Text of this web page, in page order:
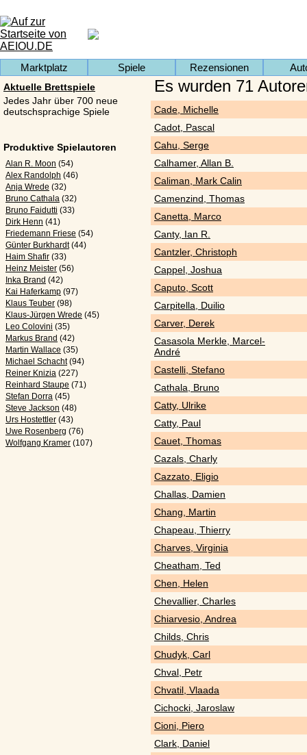
Marktplatz Spiele Rezensionen
Aktuelle Brettspiele
Jedes Jahr über 700 neue
deutschsprachige Spiele
Produktive Spielautoren
Alan R. Moon (54)
Alex Randolph (46)
Anja Wrede (32)
Bruno Cathala (32)
Bruno Faidutti (33)
Dirk Henn (41)
Friedemann Friese (54)
Günter Burkhardt (44)
Haim Shafir (33)
Heinz Meister (56)
Inka Brand (42)
Kai Haferkamp (97)
Klaus Teuber (98)
Klaus-Jürgen Wrede (45)
Leo Colovini (35)
Markus Brand (42)
Martin Wallace (35)
Michael Schacht (94)
Reiner Knizia (227)
Reinhard Staupe (71)
Stefan Dorra (45)
Steve Jackson (48)
Urs Hostettler (43)
Uwe Rosenberg (76)
Wolfgang Kramer (107)
Es wurden 71
Cade, Michelle
Cadot, Pascal
Cahu, Serge
Calhamer, Allan B.
Caliman, Mark Calin
Camenzind, Thomas
Canetta, Marco
Canty, Ian R.
Cantzler, Christoph
Cappel, Joshua
Caputo, Scott
Carpitella, Duilio
Carver, Derek
Casasola Merkle, Marcel-
André
Castelli, Stefano
Cathala, Bruno
Catty, Ulrike
Catty, Paul
Cauet, Thomas
Cazals, Charly
Cazzato, Eligio
Challas, Damien
Chang, Martin
Chapeau, Thierry
Charves, Virginia
Cheatham, Ted
Chen, Helen
Chevallier, Charles
Chiarvesio, Andrea
Childs, Chris
Chudyk, Carl
Chval, Petr
Chvatil, Vlaada
Cichocki, Jaroslaw
Cioni, Piero
Clark, Daniel